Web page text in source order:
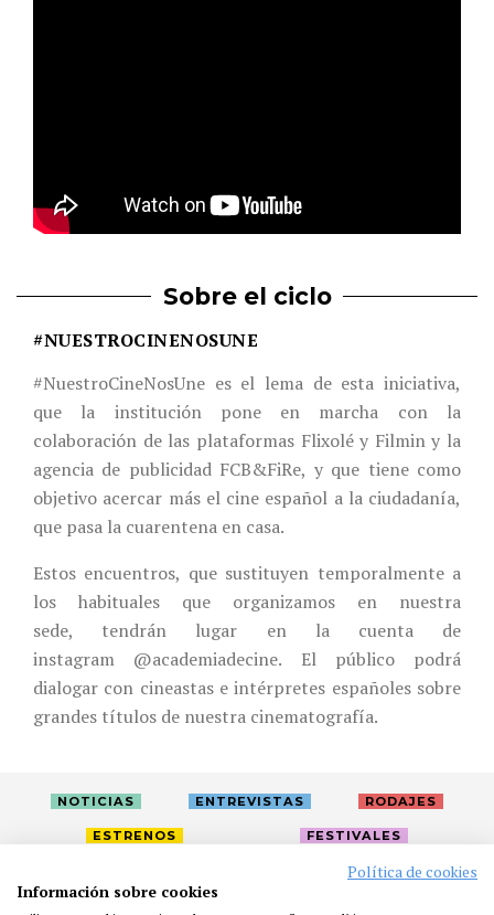
Sobre el ciclo
#NUESTROCINENOSUNE
#NuestroCineNosUne es el lema de esta iniciativa,
que la institución pone en marcha con la
colaboración de las plataformas Flixolé y Filmin y la
agencia de publicidad FCB&FiRe, y que tiene como
objetivo acercar más el cine español a la ciudadanía,
que pasa la cuarentena en casa.
Estos encuentros, que sustituyen temporalmente a
los habituales que organizamos en nuestra
sede, tendrán lugar en la cuenta de
instagram @academiadecine. El público podrá
dialogar con cineastas e intérpretes españoles sobre
grandes títulos de nuestra cinematografía.
NOTICIAS ENTREVISTAS RODAJES
ESTRENOS FESTIVALES
Política de cookies
Información sobre cookies